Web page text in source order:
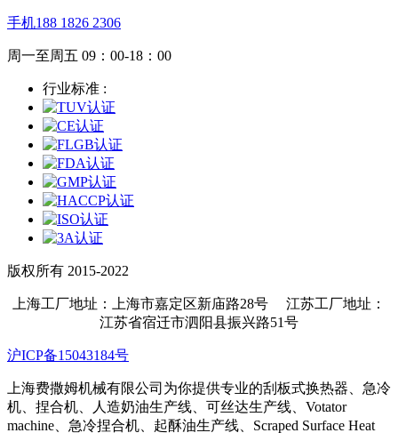
手机188 1826 2306
周一至周五 09：00-18：00
行业标准 :
版权所有 2015-2022
上海工厂地址：上海市嘉定区新庙路28号 江苏工厂地址：
江苏省宿迁市泗阳县振兴路51号
沪ICP备15043184号
上海费撒姆机械有限公司为你提供专业的刮板式换热器、急冷
机、捏合机、人造奶油生产线、可丝达生产线、Votator
machine、急冷捏合机、起酥油生产线、Scraped Surface Heat